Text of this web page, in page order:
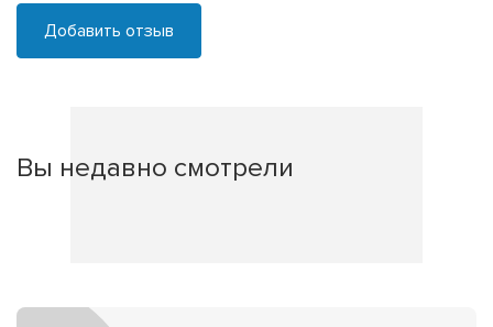
Добавить отзыв
Вы недавно смотрели